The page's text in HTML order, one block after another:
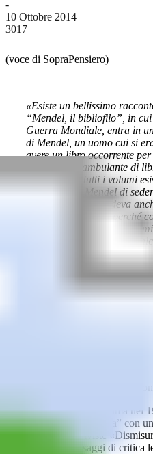
-
10 Ottobre 2014
3017
(voce di SopraPensiero)
«Esiste un bellissimo
“Mendel, il bibliofilo”, in
Guerra Mondiale, entra in
di Mendel, un uomo cui si
avere un libro occorrente
un venditore ambulante di
le edizioni di tutti i volumi
permetteva a Mendel di
mestiere e gli concedeva
Mendel fu arrestato perché
italiani, inglesi, russi, ai
lontana Russia non aveva
spionaggio. Il vecchio
accorto che era scoppiata
Un tuffo nella letteratura di ogni
Melville, da Don Chisciotte ad
dettaglio, dekl risvolto, del rivolo
intravedere al lettore attento. Un
giornalistico, in cui si parla di
hanno contribuito alla
quando non ne siamo
bene a non evitare, perché…
Mario Amato è nato a Roma nel
l’Università “La Sapienza” con
Contribuisce alle riviste
racconti, poesie e saggi di critica